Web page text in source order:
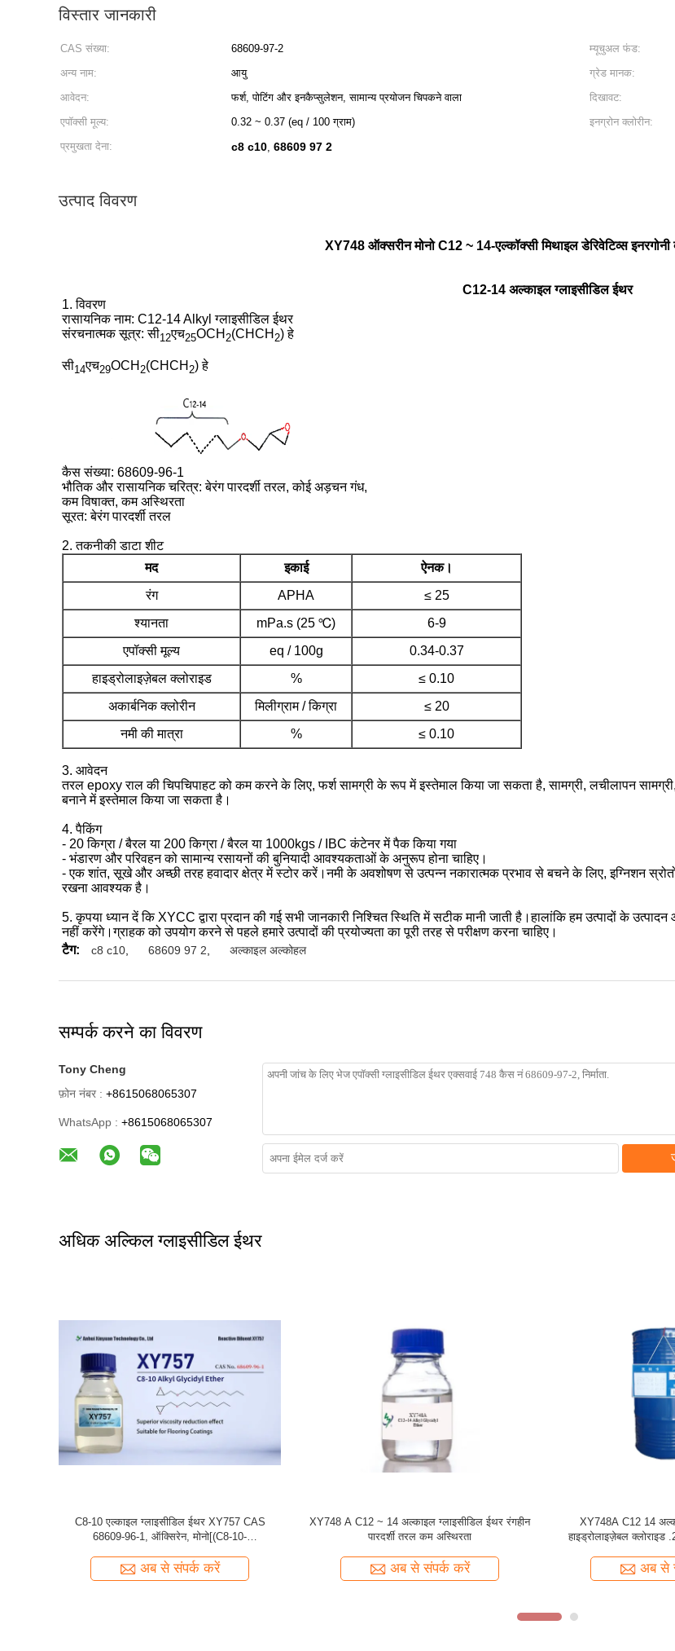
विस्तार जानकारी
CAS संख्या: 68609-97-2 म्यूचुअल फंड:
अन्य नाम:
आयु ग्रेड मानक:
आवेदन:
फर्श, पोटिंग और इनकैप्सुलेशन, सामान्य प्रयोजन चिपकने वाला दिखावट:
एपॉक्सी मूल्य:
0.32 ~ 0.37 (eq / 100 ग्राम) इनग्रोन क्लोरीन:
प्रमुखता देना:
c8 c10, 68609 97 2
उत्पाद विवरण
XY748 ऑक्सरीन मोनो C12 ~ 14-एल्कॉक्सी मिथाइल डेरिवेटिव्स इनरगोनी
C12-14 अल्काइल ग्लाइसीडिल ईथर
1. विवरण
रासायनिक नाम: C12-14 Alkyl ग्लाइसीडिल ईथर
संरचनात्मक सूत्र: सी12एच25OCH 2(CHCH 2) हे
सी14एच29OCH 2(CHCH 2) हे
कैस संख्या: 68609-96-1
भौतिक और रासायनिक चरित्र: बेरंग पारदर्शी तरल, कोई अड़चन गंध,
कम विषाक्त, कम अस्थिरता
सूरत: बेरंग पारदर्शी तरल
2. तकनीकी डाटा शीट
मद
इकाई
ऐनक।
रंग
APHA
≤ 25
श्यानता
mPa.s (25 ℃)
6-9
एपॉक्सी मूल्य
eq / 100g
0.34-0.37
हाइड्रोलाइज़ेबल क्लोराइड
%
≤ 0.10
अकार्बनिक क्लोरीन
मिलीग्राम / किग्रा
≤ 20
नमी की मात्रा
% ≤ 0.10
3. आवेदन
तरल epoxy राल की चिपचिपाहट को कम करने के लिए, फर्श सामग्री के रूप में इस्तेमाल किया जा सकता है, सामग्री, लचीलापन
बनाने में इस्तेमाल किया जा सकता है।
4. पैकिंग
- 20 किग्रा / बैरल या 200 किग्रा / बैरल या 1000kgs / IBC कंटेनर में पैक किया गया
- भंडारण और परिवहन को सामान्य रसायनों की बुनियादी आवश्यकताओं के अनुरूप होना चाहिए।
- एक शांत, सूखे और अच्छी तरह हवादार क्षेत्र में स्टोर करें।नमी के अवशोषण से उत्पन्न नकारात्मक प्रभाव से बचने के लिए, इग्निशन
रखना आवश्यक है।
5. कृपया ध्यान दें कि XYCC द्वारा प्रदान की गई सभी जानकारी निश्चित स्थिति में सटीक मानी जाती है।हालांकि हम उत्पादों के
नहीं करेंगे।ग्राहक को उपयोग करने से पहले हमारे उत्पादों की प्रयोज्यता का पूरी तरह से परीक्षण करना चाहिए।
टैग:
c8 c10, 68609 97 2, अल्काइल अल्कोहल
सम्पर्क करने का विवरण
Tony Cheng
फ़ोन नंबर : +8615068065307
WhatsApp : +8615068065307
अधिक अल्किल ग्लाइसीडिल ईथर
फर्श सामग्री / एम्बेडिंग के लिए C10 अल्काइल ग्लाइसीडिल
ईथर XY747
अब से संपर्क करें
XY757 ऑक्टाइल / डेसील ग्लाइसीडिल ईथर सीएएस नंबर
68609-96-1 उच्च गुणवत्ता
अब से संपर्क करें
कोटिंग के लिए C12 14
XY748 स्पष्ट
अब से